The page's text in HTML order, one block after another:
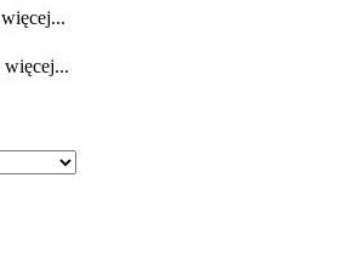
więcej...
więcej...